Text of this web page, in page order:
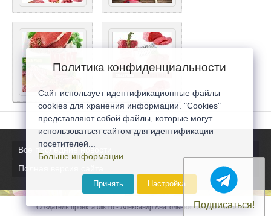
Все последние новости
Полная версия сайта
Создатель проекта 0lik.ru - Александр Анатольевич © 2007-2026
Подписаться!
Политика конфиденциальности
Сайт использует идентификационные файлы
cookies для хранения информации. "Cookies"
представляют собой файлы, которые могут
использоваться сайтом для идентификации
посетителей...
Больше информации
Принять Настройка